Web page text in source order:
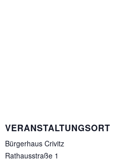
VERANSTALTUNGSORT
Bürgerhaus Crivitz
Rathausstraße 1